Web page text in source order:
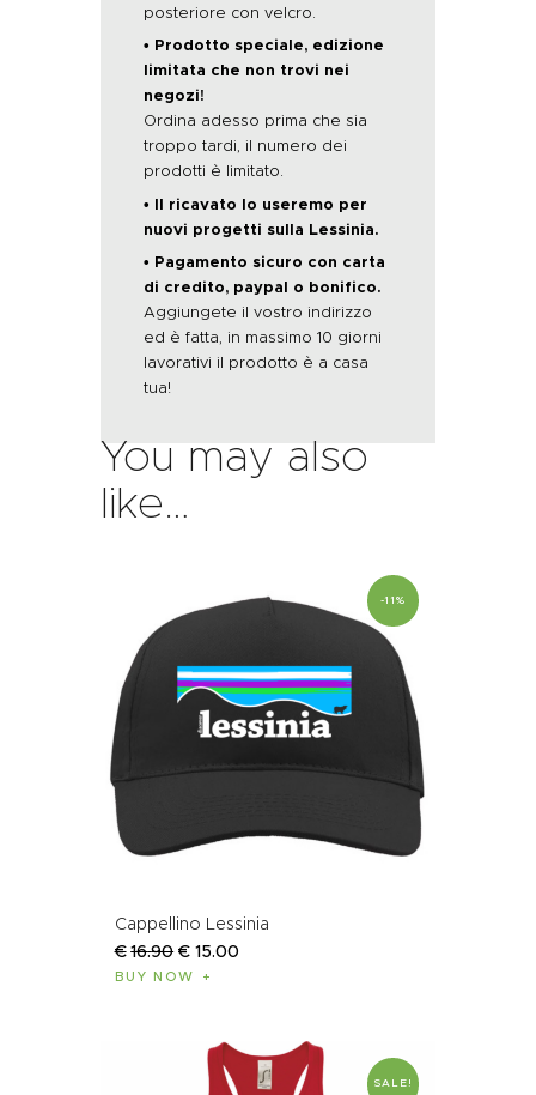
posteriore con velcro.
• Prodotto speciale, edizione
limitata che non trovi nei
negozi!
Ordina adesso prima che sia
troppo tardi, il numero dei
prodotti è limitato.
• Il ricavato lo useremo per
nuovi progetti sulla Lessinia.
• Pagamento sicuro con carta
di credito, paypal o bonifico.
Aggiungete il vostro indirizzo
ed è fatta, in massimo 10 giorni
lavorativi il prodotto è a casa
tua!
You may also
like…
-11%
Cappellino Lessinia
€ 16.90 € 15.00
BUY NOW
SALE!